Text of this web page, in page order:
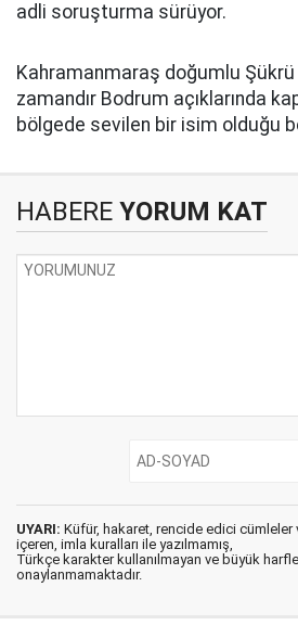
adli soruşturma sürüyor.
Kahramanmaraş doğumlu Şükrü
zamandır Bodrum açıklarında
bölgede sevilen bir isim olduğu
HABERE YORUM KAT
UYARI: Küfür, hakaret, rencide edici cümleler
içeren, imla kuralları ile yazılmamış,
Türkçe karakter kullanılmayan ve büyük
onaylanmamaktadır.